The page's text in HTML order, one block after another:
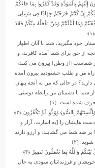
إِلَیْهِمْ بِالْمَوَدَّهِ وَقَدْ کَفَرُوا بِمَا جَاءَکُمْ
إِنْ کُنْتُمْ خَرَجْتُمْ جِهَادًا فِی سَبِیلِی
وَمَا أَعْلَنْتُمْ وَمَنْ یَفْعَلْهُ مِنْکُمْ فَقَدْ
﴿۱﴾
خود مگیرید، شما با آنان اظهار
از حق برای شما آمده کافرند، و
شماست [از وطن] بیرون می کنند،
راه من و طلب خشنودیم بیرون آمده
در حالی که من به آنچه پنهان
شما با دشمنان من رابطه دوستی
شده است. (۱)
بِالسُّوءِ وَوَدُّوا لَوْ تَکْفُرُونَ ﴿۲﴾
دست هایشان را [به اسارت، آزار و
ضد شما می گشایند، و آرزو دارند
(۲)
بَیْنَکُمْ وَاللَّهُ بِمَا تَعْمَلُونَ بَصِیرٌ﴿۳﴾
و فرزندانتان سودی به حال